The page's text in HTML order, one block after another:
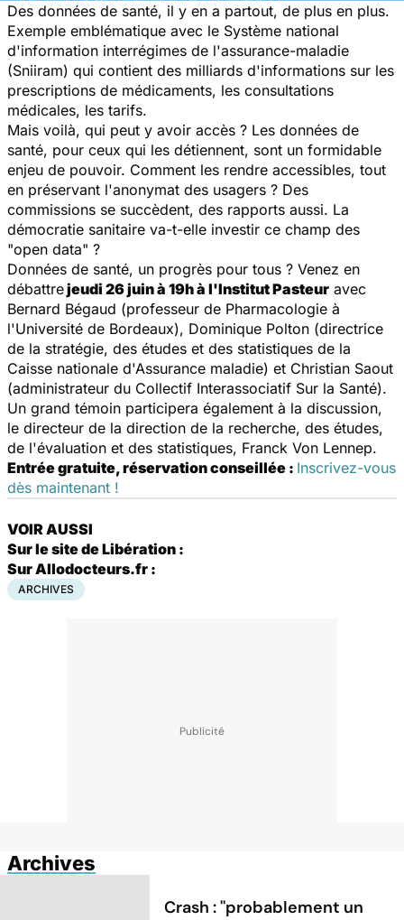
Des données de santé, il y en a partout, de plus en plus.
Exemple emblématique avec le Système national
d'information interrégimes de l'assurance-maladie
(Sniiram) qui contient des milliards d'informations sur les
prescriptions de médicaments, les consultations
médicales, les tarifs.
Mais voilà, qui peut y avoir accès ? Les données de
santé, pour ceux qui les détiennent, sont un formidable
enjeu de pouvoir. Comment les rendre accessibles, tout
en préservant l'anonymat des usagers ? Des
commissions se succèdent, des rapports aussi. La
démocratie sanitaire va-t-elle investir ce champ des
"open data" ?
Données de santé, un progrès pour tous ? Venez en
débattrejeudi 26 juin à 19h à l'Institut Pasteur avec
Bernard Bégaud (professeur de Pharmacologie à
l'Université de Bordeaux), Dominique Polton (directrice
de la stratégie, des études et des statistiques de la
Caisse nationale d'Assurance maladie) et Christian Saout
(administrateur du Collectif Interassociatif Sur la Santé).
Un grand témoin participera également à la discussion,
le directeur de la direction de la recherche, des études,
de l'évaluation et des statistiques, Franck Von Lennep.
Entrée gratuite, réservation conseillée : Inscrivez-vous
dès maintenant !
VOIR AUSSI
Sur le site deLibération :
Sur Allodocteurs.fr :
ARCHIVES
Archives
Crash : ''probablement un